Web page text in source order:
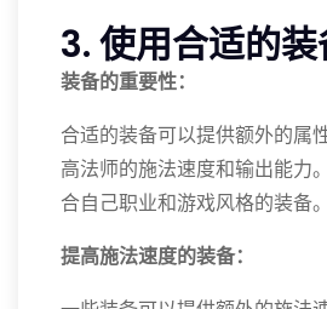
3. 使用合适的
装备的重要性：
合适的装备可以提供额外的属
高法师的施法速度和输出能力
合自己职业和游戏风格的装备。
提高施法速度的装备：